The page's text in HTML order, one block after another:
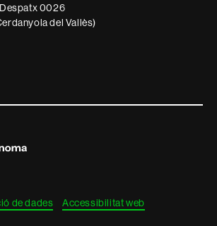
0026
del Vallès)
de dades Accessibilitat web